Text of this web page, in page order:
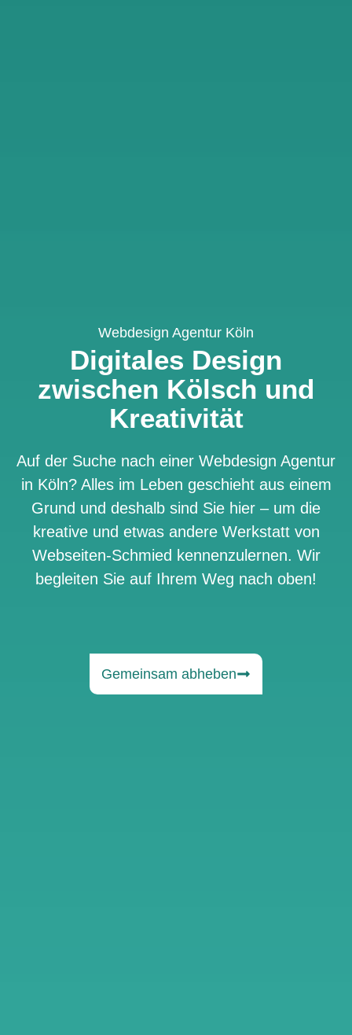
Webdesign Agentur Köln
Digitales Design
zwischen Kölsch und
Kreativität
Auf der Suche nach einer Webdesign Agentur
in Köln? Alles im Leben geschieht aus einem
Grund und deshalb sind Sie hier – um die
kreative und etwas andere Werkstatt von
Webseiten-Schmied kennenzulernen. Wir
begleiten Sie auf Ihrem Weg nach oben!
Gemeinsam abheben